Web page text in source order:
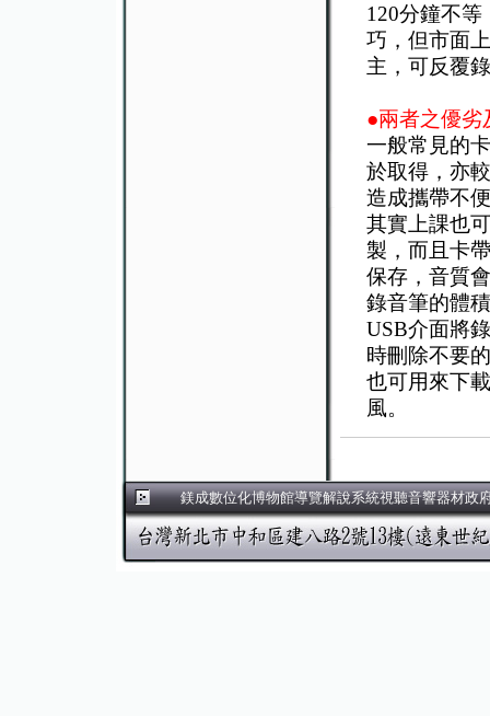
120分鐘不
巧，但市面
主，可反覆
●兩者之優劣
一般常見的
於取得，亦
造成攜帶不
其實上課也
製，而且卡
保存，音質
錄音筆的體
USB介面將
時刪除不要
也可用來下
風。
鎂成數位化博物館導覽解說系統視聽音響器材政